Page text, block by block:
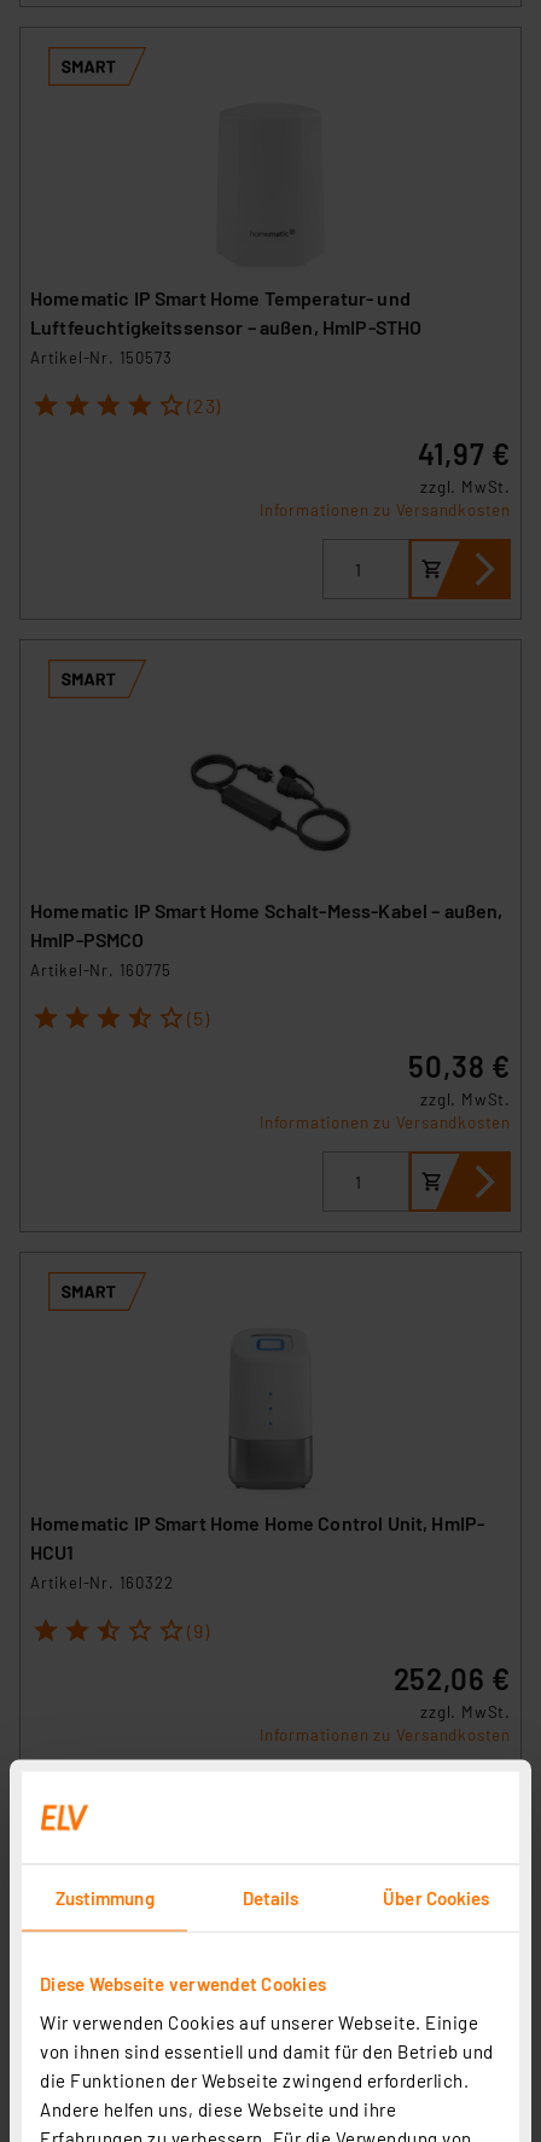
Zustimmung Details Über Cookies
Diese Webseite verwendet Cookies
Wir verwenden Cookies auf unserer Webseite. Einige
von ihnen sind essentiell und damit für den Betrieb und
die Funktionen der Webseite zwingend erforderlich.
Andere helfen uns, diese Webseite und ihre
Erfahrungen zu verbessern. Für die Verwendung von
Homematic IP Smart Home Temperatur- und
Luftfeuchtigkeitssensor – außen, HmIP-STHO
Artikel-Nr. 150573
1 2 3 4 5 (23)
41,97 €
zzgl. MwSt.
Informationen zu Versandkosten
Homematic IP Smart Home Schalt-Mess-Kabel – außen,
HmIP-PSMCO
Artikel-Nr. 160775
1 2 3 4 5 (5)
50,38 €
zzgl. MwSt.
Informationen zu Versandkosten
Homematic IP Smart Home Home Control Unit, HmIP-
HCU1
Artikel-Nr. 160322
1 2 3 4 5 (9)
252,06 €
zzgl. MwSt.
Informationen zu Versandkosten
Homematic IP Smart Home Temperatur- und